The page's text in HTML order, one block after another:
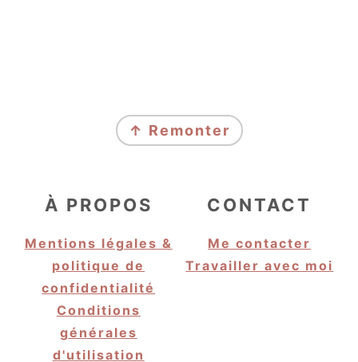
↑ Remonter
À PROPOS
Mentions légales &
politique de
confidentialité
Conditions
générales
d'utilisation
CONTACT
Me contacter
Travailler avec moi